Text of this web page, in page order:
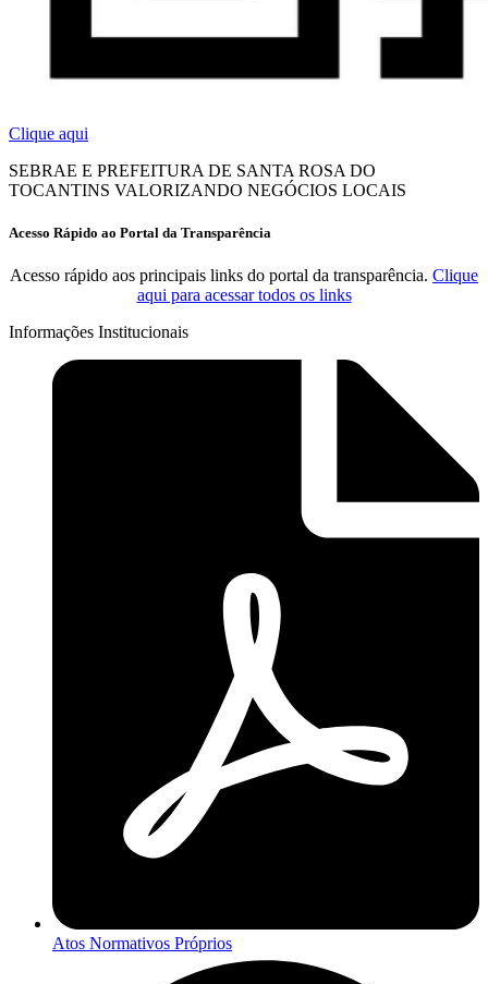
Clique aqui
SEBRAE E PREFEITURA DE SANTA ROSA DO
TOCANTINS VALORIZANDO NEGÓCIOS LOCAIS
Acesso Rápido ao Portal da Transparência
Acesso rápido aos principais links do portal da transparência. Clique
aqui para acessar todos os links
Informações Institucionais
Atos Normativos Próprios